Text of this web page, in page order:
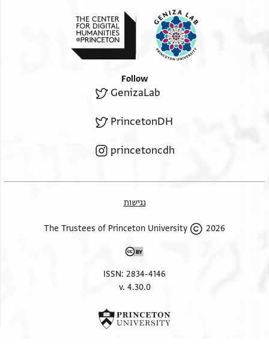
Follow
GenizaLab
PrincetonDH
princetoncdh
נגישות
2026 The Trustees of Princeton University
ISSN: 2834-4146
v. 4.30.0